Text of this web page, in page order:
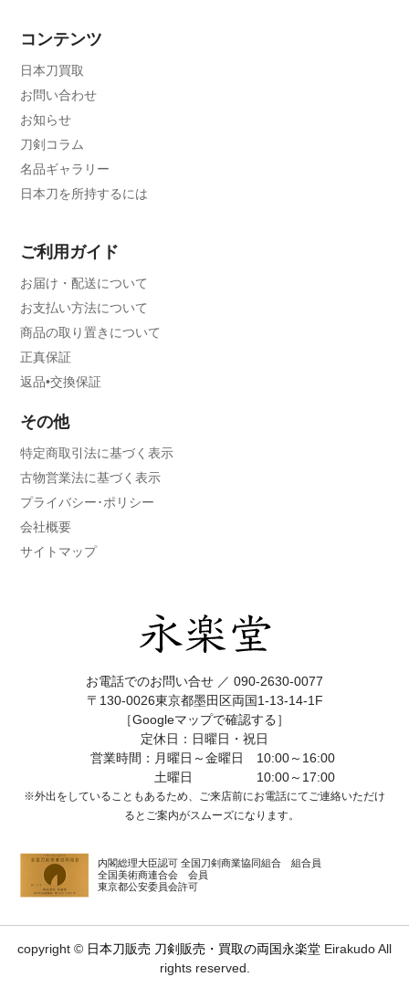
コンテンツ
日本刀買取
お問い合わせ
お知らせ
刀剣コラム
名品ギャラリー
日本刀を所持するには
ご利用ガイド
お届け・配送について
お支払い方法について
商品の取り置きについて
正真保証
返品•交換保証
その他
特定商取引法に基づく表示
古物営業法に基づく表示
プライバシー･ポリシー
会社概要
サイトマップ
お電話でのお問い合せ ／ 090-2630-0077
〒130-0026東京都墨田区両国1-13-14-1F
［Googleマップで確認する］
定休日：日曜日・祝日
営業時間：月曜日～金曜日 10:00～16:00
土曜日 10:00～17:00
※外出をしていることもあるため、ご来店前にお電話にてご連絡いただけ
ると ご案内がスムーズになります。
内閣総理大臣認可 全国刀剣商業協同組合 組合員
全国美術商連合会 会員
東京都公安委員会許可
copyright © 日本刀販売 刀剣販売・買取の両国永楽堂 Eirakudo All
rights reserved.